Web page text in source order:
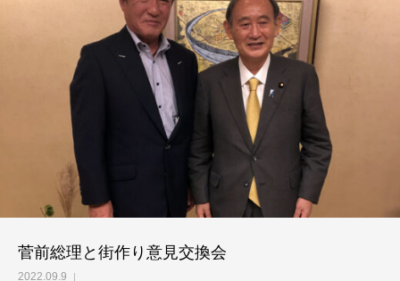
菅前総理と街作り意見交換会
2022.09.9